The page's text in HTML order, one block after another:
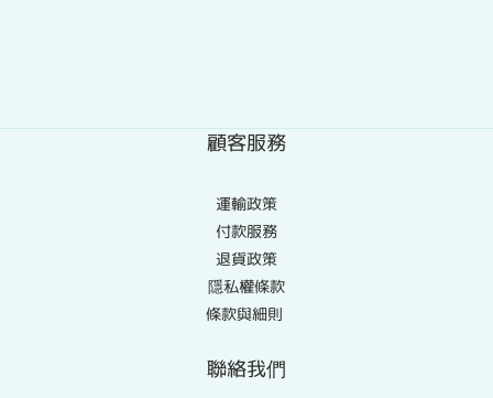
顧客服務
運輸政策
付款服務
退貨政策
隱私權條款
條款與細則
聯絡我們